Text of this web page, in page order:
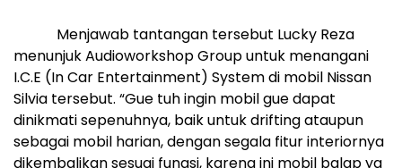
Menjawab tantangan tersebut Lucky Reza
menunjuk Audioworkshop Group untuk menangani
I.C.E (In Car Entertainment) System di mobil Nissan
Silvia tersebut. “Gue tuh ingin mobil gue dapat
dinikmati sepenuhnya, baik untuk drifting ataupun
sebagai mobil harian, dengan segala fitur interiornya
dikembalikan sesuai fungsi, karena ini mobil balap ya